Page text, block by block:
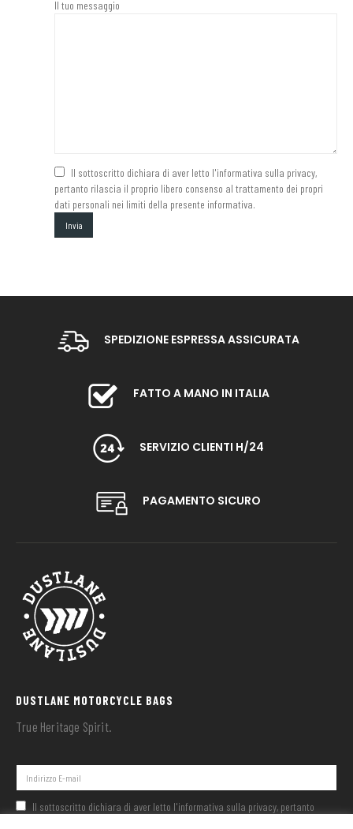
Il tuo messaggio
Il sottoscritto dichiara di aver letto l'informativa sulla privacy,
pertanto rilascia il proprio libero consenso al trattamento dei propri
dati personali nei limiti della presente informativa.
SPEDIZIONE ESPRESSA ASSICURATA
FATTO A MANO IN ITALIA
SERVIZIO CLIENTI H/24
PAGAMENTO SICURO
DUSTLANE MOTORCYCLE BAGS
True Heritage Spirit.
Il sottoscritto dichiara di aver letto l'informativa sulla privacy, pertanto